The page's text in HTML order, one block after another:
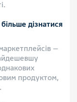
дізнатися
—
продуктом,